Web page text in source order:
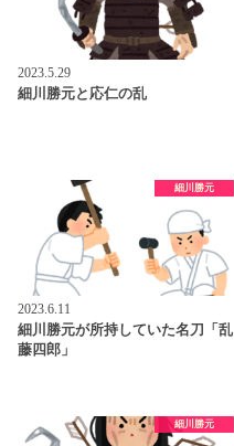
2023.5.29
細川勝元と応仁の乱
細川勝元
2023.6.11
細川勝元が所持していた名刀「乱
藤四郎」
細川勝元